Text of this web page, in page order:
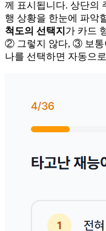
께 표시됩니다. 상단의
행 상황을 한눈에 파악
척도의 선택지 가 카드
② 그렇지 않다, ③ 보통
나를 선택하면 자동으